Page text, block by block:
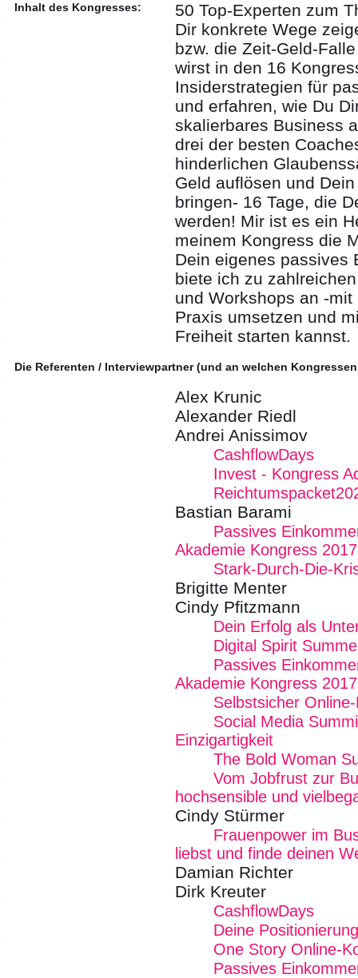
Inhalt des Kongresses:
50 Top-Experten zum
Dir konkrete Wege
bzw. die Zeit-Geld-
wirst in den 16
Insiderstrategien für
und erfahren, wie Du
skalierbares Business
drei der besten
hinderlichen
Geld auflösen und
bringen- 16 Tage, die
werden! Mir ist es ein
meinem Kongress die
Dein eigenes passives
biete ich zu
und Workshops an -
Praxis umsetzen und
Freiheit starten kannst.
Die Referenten / Interviewpartner (und an welchen
Alex Krunic
Alexander Riedl
Andrei Anissimov
CashflowDays
Invest - Kongress
Bastian Barami
Passives
Akademie Kongress 2017
Stark-Durch-Die-
Brigitte Menter
Cindy Pfitzmann
Dein Erfolg als
Digital Spirit
Passives
Akademie Kongress 2017
Selbstsicher
Social Media
Einzigartigkeit
The Bold Woman
Vom Jobfrust zur
hochsensible und
Cindy Stürmer
Frauenpower im
liebst und finde deinen
Damian Richter
Dirk Kreuter
CashflowDays
Deine
One Story Online-
Passives